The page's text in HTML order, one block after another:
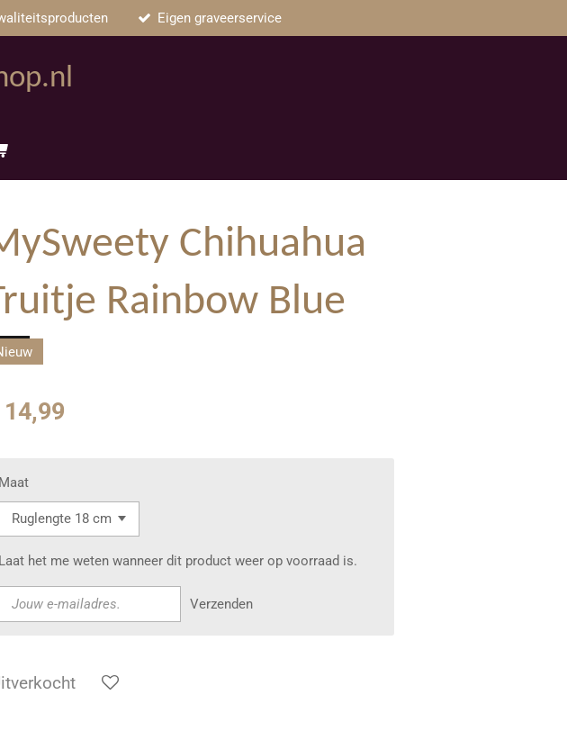
Eigen graveerservice
Chihuahua
Rainbow Blue
Maat
Laat het me weten wanneer dit product weer op voorraad is.
Verzenden